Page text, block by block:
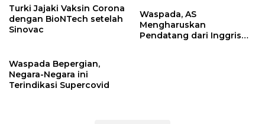
Turki Jajaki Vaksin Corona
dengan BioNTech setelah
Sinovac
Waspada, AS
Mengharuskan
Pendatang dari Inggris
Waspada Bepergian,
Negara-Negara ini
Terindikasi Supercovid